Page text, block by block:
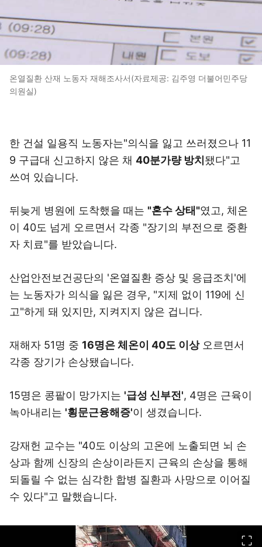
온열질환 산재 노동자 재해조사서(자료제공: 김주영 더불어민주당
의원실)
한 건설 일용직 노동자는"의식을 잃고 쓰러졌으나 11
9 구급대 신고하지 않은 채 40분가량 방치 됐다"고
쓰여 있습니다.
뒤늦게 병원에 도착했을 때는 "혼수 상태"였고, 체온
이 40도 넘게 오르면서 각종 "장기의 부전으로 중환
자 치료"를 받았습니다.
산업안전보건공단의 '온열질환 증상 및 응급조치'에
는 노동자가 의식을 잃은 경우, "지제 없이 119에 신
고"하게 돼 있지만, 지켜지지 않은 겁니다.
재해자 51명 중 16명은 체온이 40도 이상오르면서
각종 장기가 손상됐습니다.
15명은 콩팥이 망가지는 '급성 신부전', 4명은 근육이
녹아내리는 '횡문근융해증'이 생겼습니다.
강재헌 교수는 "40도 이상의 고온에 노출되면 뇌 손
상과 함께 신장의 손상이라든지 근육의 손상을 통해
되돌릴 수 없는 심각한 합병 질환과 사망으로 이어질
수 있다"고 말했습니다.